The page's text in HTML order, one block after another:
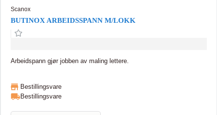
Scanox
BUTINOX ARBEIDSSPANN M/LOKK
Arbeidspann gjør jobben av maling lettere.
Bestillingsvare
Bestillingsvare